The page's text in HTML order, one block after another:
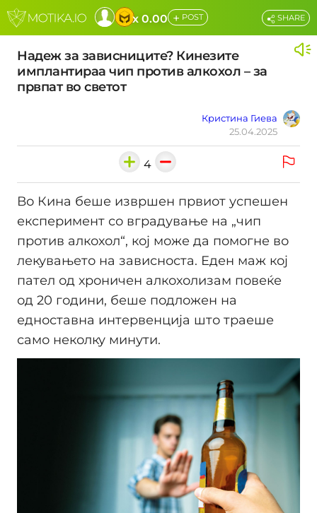
x 0.00 + POST
Надеж за зависниците? Кинезите
имплантираа чип против алкохол – за
првпат во светот
Кристина Гиева
25.04.2025
SHARE
4
Во Кина беше извршен првиот успешен
експеримент со вградување на „чип
против алкохол“, кој може да помогне во
лекувањето на зависноста. Еден маж кој
пател од хроничен алкохолизам повеќе
од 20 години, беше подложен на
едноставна интервенција што траеше
само неколку минути.